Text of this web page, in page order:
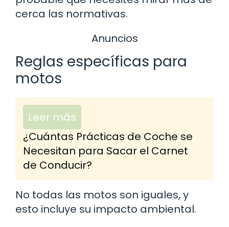
cerca las normativas.
Anuncios
Reglas específicas para
motos
Leer más
¿Cuántas Prácticas de Coche se
Necesitan para Sacar el Carnet
de Conducir?
No todas las motos son iguales, y
esto incluye su impacto ambiental.